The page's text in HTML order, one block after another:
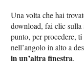
Una volta che hai
download, fai clic
punto, per procedere,
nell’angolo in alto a
in un’altra finestra.